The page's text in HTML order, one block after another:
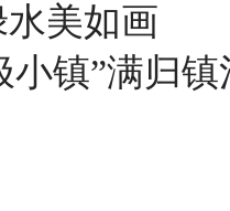
美如画
小镇”满归